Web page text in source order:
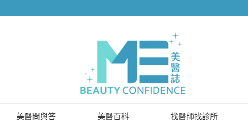
美醫問與答 美醫百科 找醫師找診所